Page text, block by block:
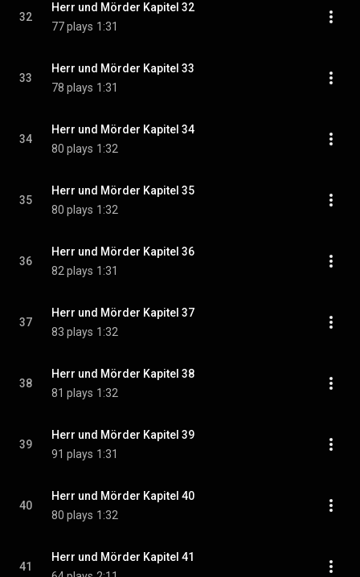
32
Herr und Mörder Kapitel 32
77 plays 1:31
33
Herr und Mörder Kapitel 33
78 plays 1:31
34
Herr und Mörder Kapitel 34
80 plays 1:32
35
Herr und Mörder Kapitel 35
80 plays 1:32
36
Herr und Mörder Kapitel 36
82 plays 1:31
37
Herr und Mörder Kapitel 37
83 plays 1:32
38
Herr und Mörder Kapitel 38
81 plays 1:32
39
Herr und Mörder Kapitel 39
91 plays 1:31
40
Herr und Mörder Kapitel 40
80 plays 1:32
41
Herr und Mörder Kapitel 41